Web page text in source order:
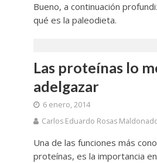
Bueno, a continuación
qué es la paleodieta.
Las proteínas lo
adelgazar
6 enero, 2014
Carlos Eduardo Rosas
Una de las funciones más
proteínas, es la importancia